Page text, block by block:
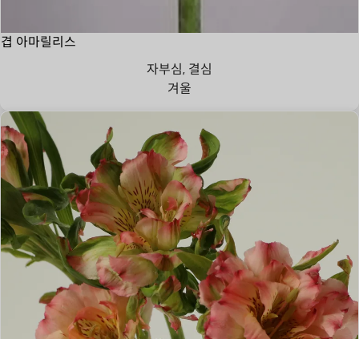
겹 아마릴리스
자부심, 결심
겨울